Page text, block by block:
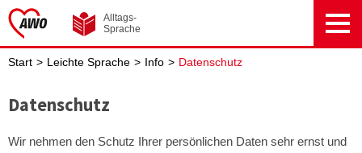
zum Inhalt springen
zur Fusszeile springen
Alltags-
Sprache
Hauptnavigation überspringen
Brotkrumen-Navigation überspringen
Start Leichte Sprache Info Datenschutz
Datenschutz
Wir nehmen den Schutz Ihrer persönlichen Daten sehr ernst und